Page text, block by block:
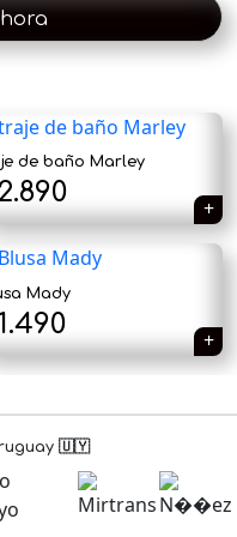
de baño Marley
2.890
Mady
El
precio
actual
es:
$1.490.
🇺🇾
×
vacío.
acá